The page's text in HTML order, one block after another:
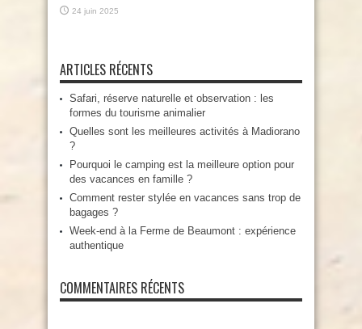
24 juin 2025
ARTICLES RÉCENTS
Safari, réserve naturelle et observation : les
formes du tourisme animalier
Quelles sont les meilleures activités à Madiorano
?
Pourquoi le camping est la meilleure option pour
des vacances en famille ?
Comment rester stylée en vacances sans trop de
bagages ?
Week-end à la Ferme de Beaumont : expérience
authentique
COMMENTAIRES RÉCENTS